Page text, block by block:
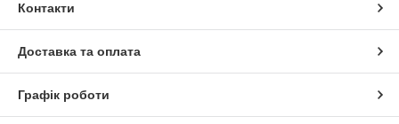
Контакти
Доставка та оплата
Графік роботи